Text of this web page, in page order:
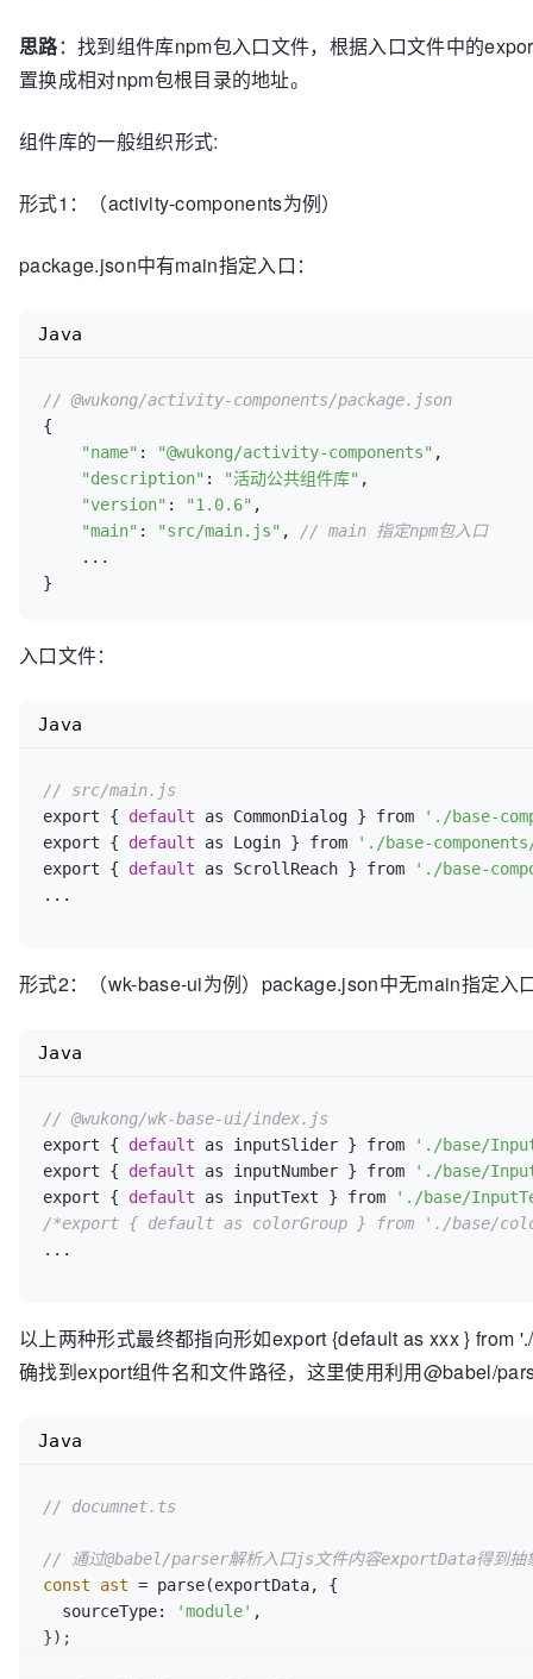
思路：找到组件库npm包入口文件，根据入口文件中的
置换成相对npm包根目录的地址。
组件库的一般组织形式:
形式1：（activity-components为例）
package.json中有main指定入口：
// @wukong/activity-components/package.json
{
"name" : "@wukong/activity-components" ,
"description" : "活动公共组件库" ,
"version" : "1.0.6" ,
"main" : "src/main.js" ,
// main 指定npm包入口
Java
入口文件：
// src/main.js
export { default as CommonDialog } from
'./base-
export { default as Login } from
'./base-
export { default as ScrollReach } from
'./base-
Java
形式2：（wk-base-ui为例）package.json中无main指定入
// @wukong/wk-base-ui/index.js
export { default as inputSlider } from
'./base/
export { default as inputNumber } from
'./base/
export { default as inputText } from
'./base/
/*export { default as colorGroup } from './base/
Java
以上两种形式最终都指向形如export {default as xxx } from
确找到export组件名和文件路径，这里使用利用@babel/
// documnet.ts
// 通过@babel/parser解析入口js文件内容exportData得到抽
const
ast = parse(exportData, {
  sourceType:
'module' ,
});
Java